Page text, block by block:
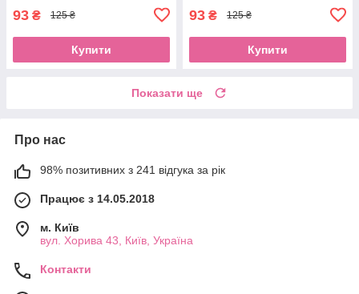
93 ₴ 125 ₴
Купити
93 ₴ 125 ₴
Купити
Показати ще
Про нас
98% позитивних з 241 відгука за рік
Працює з 14.05.2018
м. Київ
вул. Хорива 43, Київ, Україна
Контакти